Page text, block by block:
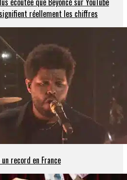
réellement les chiffres
record en France